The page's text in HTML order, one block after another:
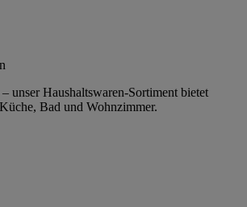
– unser Haushaltswaren-Sortiment bietet
Bad und Wohnzimmer.